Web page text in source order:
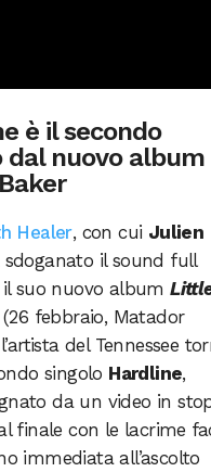
è il secondo
dal nuovo album
Healer, con cui Julien
il sound full
suo nuovo album
febbraio, Matador
del Tennessee
singolo Hardline,
da un video in
finale con le lacrime
immediata all’ascolto